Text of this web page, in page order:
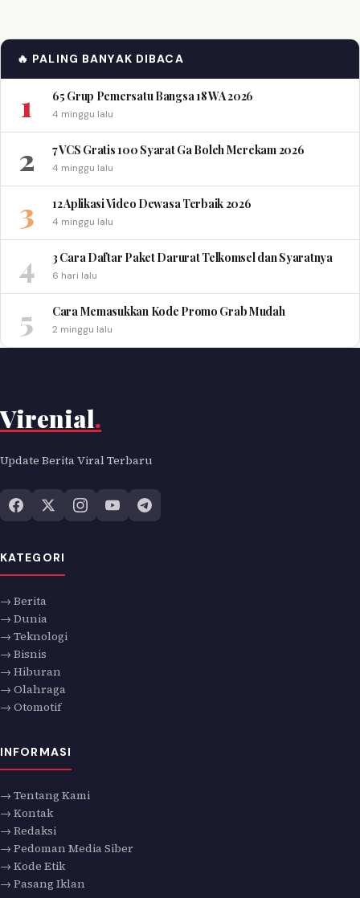
🔥 PALING BANYAK DIBACA
1 65 Grup Pemersatu Bangsa 18 WA 2026
4 minggu lalu
2 7 VCS Gratis 100 Syarat Ga Boleh Merekam 2026
4 minggu lalu
3 12 Aplikasi Video Dewasa Terbaik 2026
4 minggu lalu
4 3 Cara Daftar Paket Darurat Telkomsel dan Syaratnya
6 hari lalu
5 Cara Memasukkan Kode Promo Grab Mudah
2 minggu lalu
Virenial.
Update Berita Viral Terbaru
KATEGORI
→ Berita
→ Dunia
→ Teknologi
→ Bisnis
→ Hiburan
→ Olahraga
→ Otomotif
INFORMASI
→ Tentang Kami
→ Kontak
→ Redaksi
→ Pedoman Media Siber
→ Kode Etik
→ Pasang Iklan